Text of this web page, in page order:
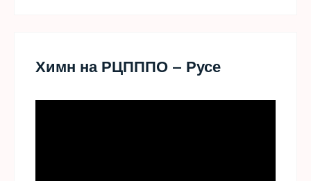
Химн на РЦПППО – Русе